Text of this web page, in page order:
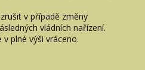
v případě změny
vládních nařízení.
plné výši vráceno.